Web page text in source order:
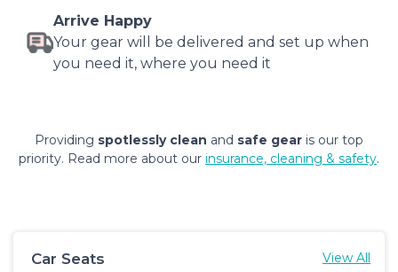
Arrive Happy
Your gear will be delivered and set up when
you need it, where you need it
Providing spotlessly clean and safe gear is our top
priority. Read more about our insurance, cleaning & safety.
Car Seats View All